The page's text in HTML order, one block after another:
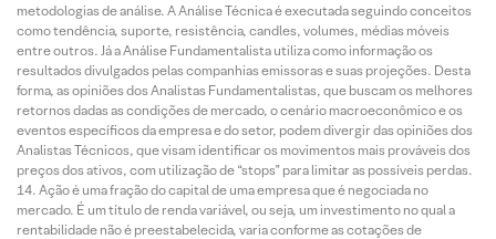
metodologias de análise. A Análise Técnica é executada seguindo conceitos
como tendência, suporte, resistência, candles, volumes, médias móveis
entre outros. Já a Análise Fundamentalista utiliza como informação os
resultados divulgados pelas companhias emissoras e suas projeções. Desta
forma, as opiniões dos Analistas Fundamentalistas, que buscam os melhores
retornos dadas as condições de mercado, o cenário macroeconômico e os
eventos específicos da empresa e do setor, podem divergir das opiniões dos
Analistas Técnicos, que visam identificar os movimentos mais prováveis dos
preços dos ativos, com utilização de “stops” para limitar as possíveis perdas.
Ação é uma fração do capital de uma empresa que é negociada no
mercado. É um título de renda variável, ou seja, um investimento no qual a
rentabilidade não é preestabelecida, varia conforme as cotações de